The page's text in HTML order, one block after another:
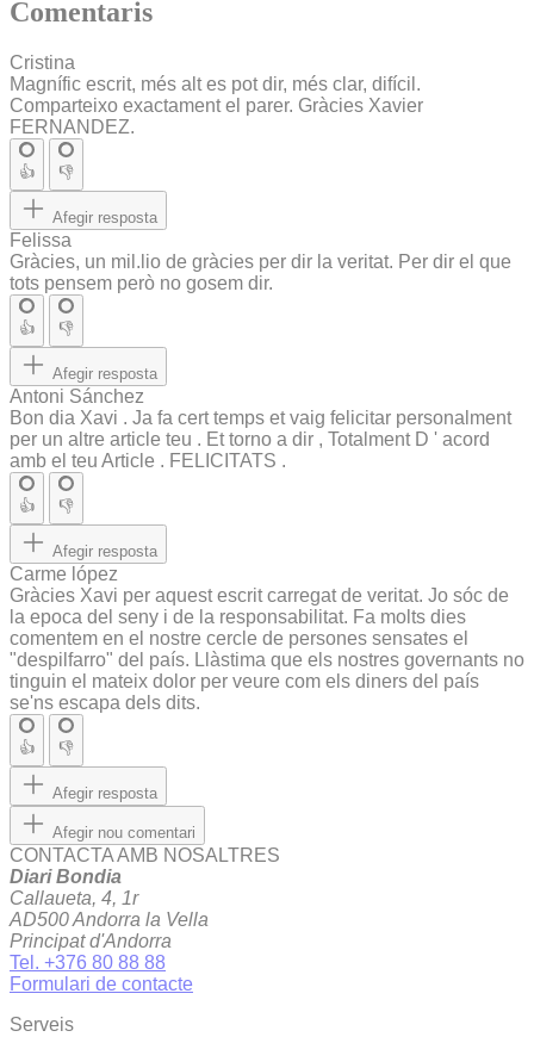
Comentaris
Cristina
Magnífic escrit, més alt es pot dir, més clar, difícil.
Comparteixo exactament el parer. Gràcies Xavier
FERNANDEZ.
👍 👎
Afegir resposta
Felissa
Gràcies, un mil.lio de gràcies per dir la veritat. Per dir el que
tots pensem però no gosem dir.
👍 👎
Afegir resposta
Antoni Sánchez
Bon dia Xavi . Ja fa cert temps et vaig felicitar personalment
per un altre article teu . Et torno a dir , Totalment D ' acord
amb el teu Article . FELICITATS .
👍 👎
Afegir resposta
Carme lópez
Gràcies Xavi per aquest escrit carregat de veritat. Jo sóc de
la epoca del seny i de la responsabilitat. Fa molts dies
comentem en el nostre cercle de persones sensates el
"despilfarro" del país. Llàstima que els nostres governants no
tinguin el mateix dolor per veure com els diners del país
se'ns escapa dels dits.
👍 👎
Afegir resposta
Afegir nou comentari
CONTACTA AMB NOSALTRES
Diari Bondia
Callaueta, 4, 1r
AD500 Andorra la Vella
Principat d'Andorra
Tel. +376 80 88 88
Formulari de contacte
Serveis